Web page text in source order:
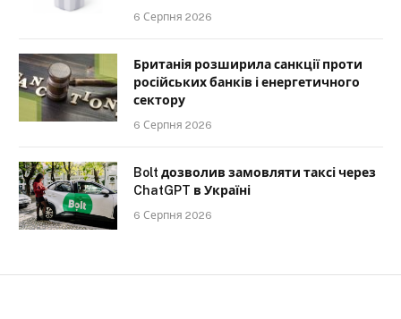
6 Серпня 2026
Британія розширила санкції проти
російських банків і енергетичного
сектору
6 Серпня 2026
Bolt дозволив замовляти таксі через
ChatGPT в Україні
6 Серпня 2026